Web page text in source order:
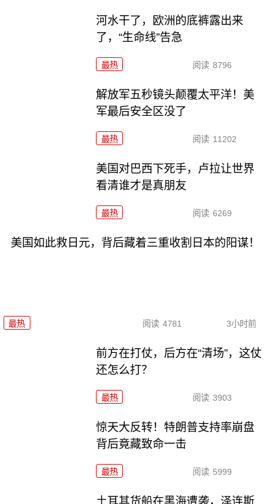
河水干了，欧洲的底裤露出来
了，“生命线”告急
最热 阅读 8796
解放军五秒镜头颠覆太平洋！美
军最后安全区没了
最热 阅读 11202
美国对巴西下死手，卢拉让世界
看清谁才是真朋友
最热 阅读 6269
美国如此救日元，背后藏着三重收割日本的阳谋！
最热 阅读 4781 3小时前
前方在打仗，后方在“清场”，这仗
还怎么打？
最热 阅读 3903
惊天大反转！特朗普支持率崩盘
背后竟藏致命一击
最热 阅读 5999
土耳其货船在黑海遭袭，泽连斯